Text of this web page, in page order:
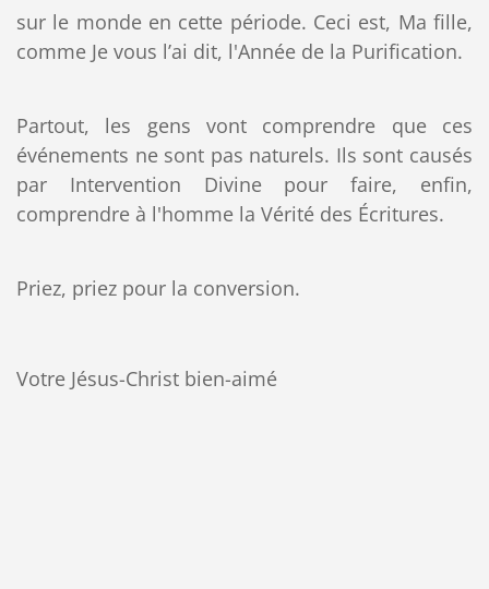
sur le monde en cette période. Ceci est, Ma fille,
comme Je vous l’ai dit, l'Année de la Purification.
Partout, les gens vont comprendre que ces
événements ne sont pas naturels. Ils sont causés
par Intervention Divine pour faire, enfin,
comprendre à l'homme la Vérité des Écritures.
Priez, priez pour la conversion.
Votre Jésus-Christ bien-aimé